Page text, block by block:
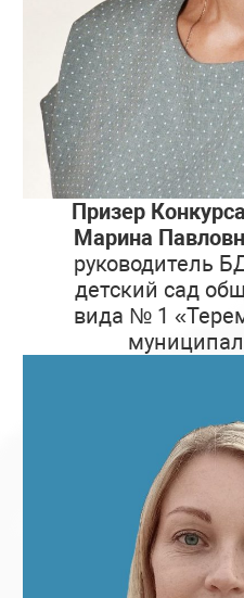
Призер
Марина
руководитель
детский сад
вида № 1